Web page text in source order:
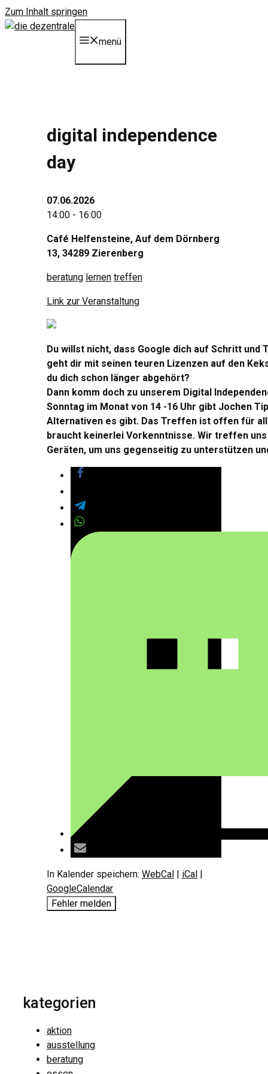
Zum Inhalt springen
menü
digital independence
day
07.06.2026
14:00 - 16:00
Café Helfensteine, Auf dem Dörnberg
13, 34289 Zierenberg
beratung lernen treffen
Link zur Veranstaltung
Du willst nicht, dass Google dich auf Schritt und
geht dir mit seinen teuren Lizenzen auf den
du dich schon länger abgehört?
Dann komm doch zu unserem Digital
Sonntag im Monat von 14 -16 Uhr gibt Jochen
Alternativen es gibt. Das Treffen ist offen für
braucht keinerlei Vorkenntnisse. Wir treffen
Geräten, um uns gegenseitig zu unterstützen
In Kalender speichern: WebCal | iCal |
GoogleCalendar
Fehler melden
kategorien
aktion
ausstellung
beratung